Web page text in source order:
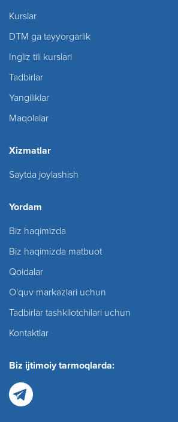
Kurslar
DTM ga tayyorgarlik
Ingliz tili kurslari
Tadbirlar
Yangiliklar
Maqolalar
Xizmatlar
Saytda joylashish
Yordam
Biz haqimizda
Biz haqimizda matbuot
Qoidalar
O'quv markazlari uchun
Tadbirlar tashkilotchilari uchun
Kontaktlar
Biz ijtimoiy tarmoqlarda: